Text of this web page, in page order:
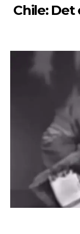
Chile: Det